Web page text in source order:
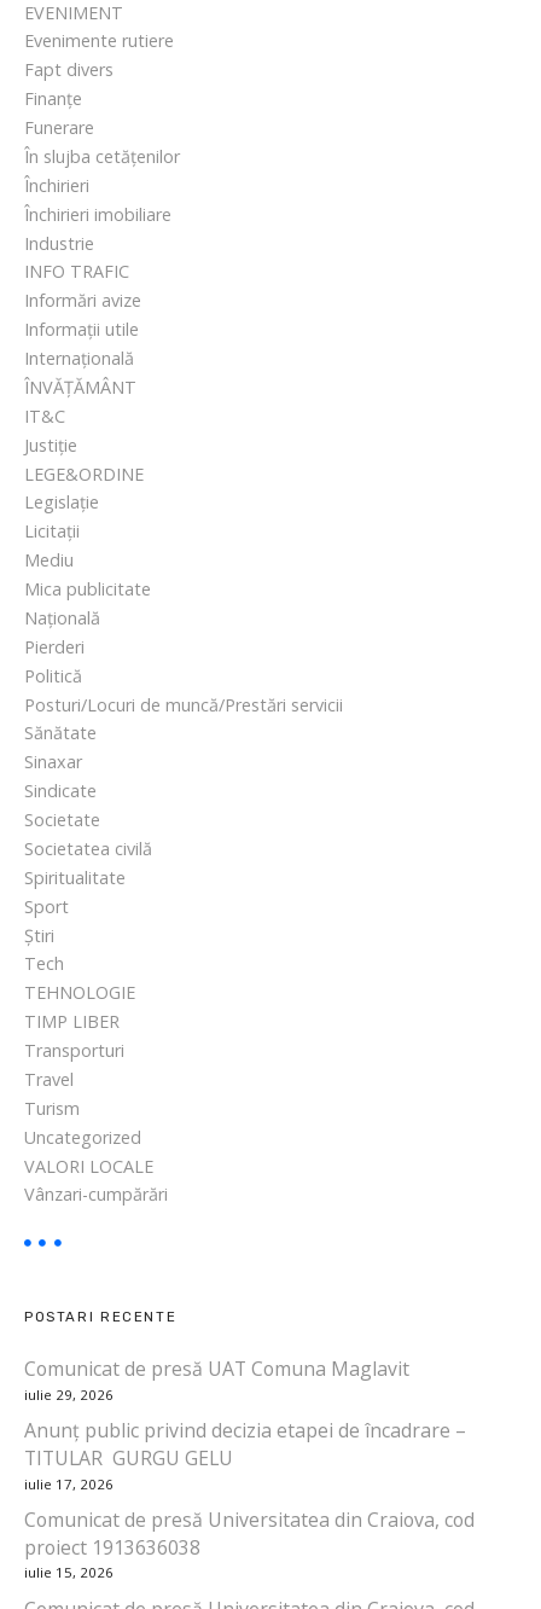
EVENIMENT
Evenimente rutiere
Fapt divers
Finanțe
Funerare
În slujba cetățenilor
Închirieri
Închirieri imobiliare
Industrie
INFO TRAFIC
Informări avize
Informații utile
Internațională
ÎNVĂȚĂMÂNT
IT&C
Justiție
LEGE&ORDINE
Legislație
Licitații
Mediu
Mica publicitate
Națională
Pierderi
Politică
Posturi/Locuri de muncă/Prestări servicii
Sănătate
Sinaxar
Sindicate
Societate
Societatea civilă
Spiritualitate
Sport
Știri
Tech
TEHNOLOGIE
TIMP LIBER
Transporturi
Travel
Turism
Uncategorized
VALORI LOCALE
Vânzari-cumpărări
POSTARI RECENTE
Comunicat de presă UAT Comuna Maglavit
iulie 29, 2026
Anunț public privind decizia etapei de încadrare –
TITULAR GURGU GELU
iulie 17, 2026
Comunicat de presă Universitatea din Craiova, cod
proiect 1913636038
iulie 15, 2026